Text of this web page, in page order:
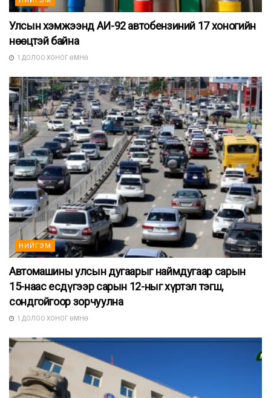
Улсын хэмжээнд АИ-92 автобензиний 17 хоногийн
нөөцтэй байна
1 ДОЛОО ХОНОГ ӨМНӨ
НИЙГЭМ
Автомашины улсын дугаарыг наймдугаар сарын
15-наас есдүгээр сарын 12-ныг хүртэл тэгш,
сондгойгоор зорчуулна
1 ДОЛОО ХОНОГ ӨМНӨ